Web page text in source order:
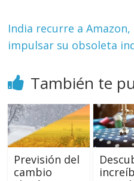
India recurre a
impulsar su obsoleta
También te
Previsión del
cambio